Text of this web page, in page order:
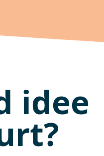
idee